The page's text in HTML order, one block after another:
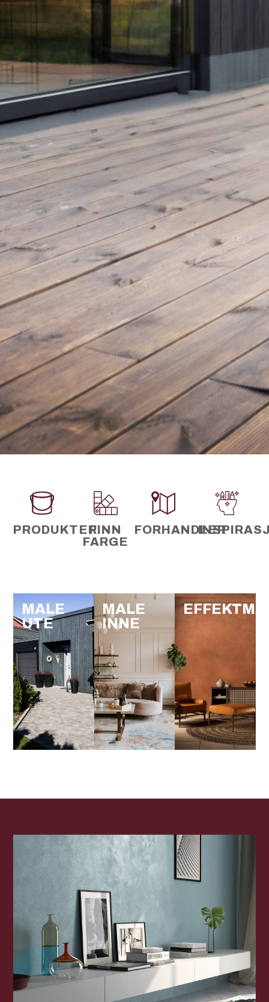
PRODUKTERFINN
FARGE
FORHANDLER
MALE
UTE
MALE
INNE